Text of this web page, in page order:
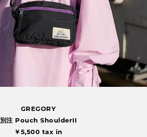
GREGORY
別注 Pouch ShoulderII
￥5,500 tax in